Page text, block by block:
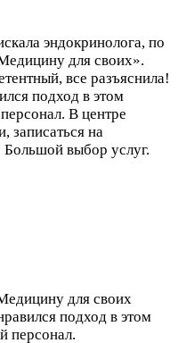
эндокринолога, по
для своих».
все разъяснила!
подход в этом
В центре
записаться на
выбор услуг.
для своих
подход в этом
персонал.